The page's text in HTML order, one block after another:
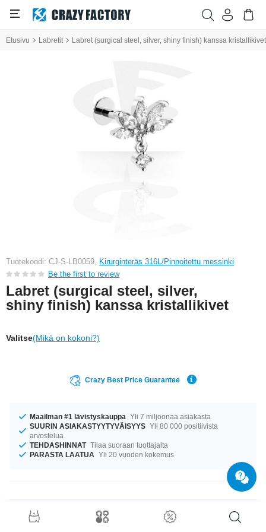
Etusivu Labretit Labret (surgical steel, silver, shiny finish) kanssa kristallikivet
Tuotekoodi: CJ-S-LB0059, Kirurginteräs 316L/Pinnoitettu messinki
Be the first to review
Labret (surgical steel, silver,
shiny finish) kanssa kristallikivet
Valitse(Mikä on kokoni?)
Crazy Best Price Guarantee
Maailman #1 lävistyskauppa Yli 7 miljoonaa asiakasta
SUURIN ASIAKASTYYTYVÄISYYS Yli 80 000 positiivista
arvostelua
TEHDASHINNAT Tilaa suoraan tuottajalta
PARASTA LAATUA Yli 20 vuoden kokemus
Tuotetiedot